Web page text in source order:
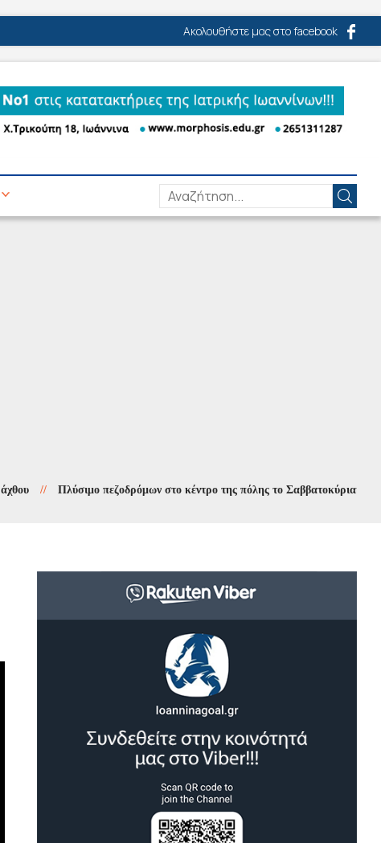
Ακολουθήστε μας στο facebook
// Πλύσιμο πεζοδρόμων στο κέντρο της πόλης το Σαββατοκύριακο 8 και 9